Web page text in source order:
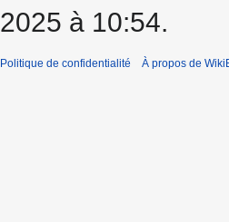
2025 à 10:54.
Politique de confidentialité À propos de